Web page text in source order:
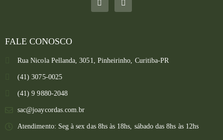
FALE CONOSCO
Rua Nicola Pellanda, 3051, Pinheirinho, Curitiba-PR
(41) 3075-0025
(41) 9 9880-2048
sac@joaycordas.com.br
Atendimento: Seg à sex das 8hs às 18hs, sábado das 8hs às 12hs